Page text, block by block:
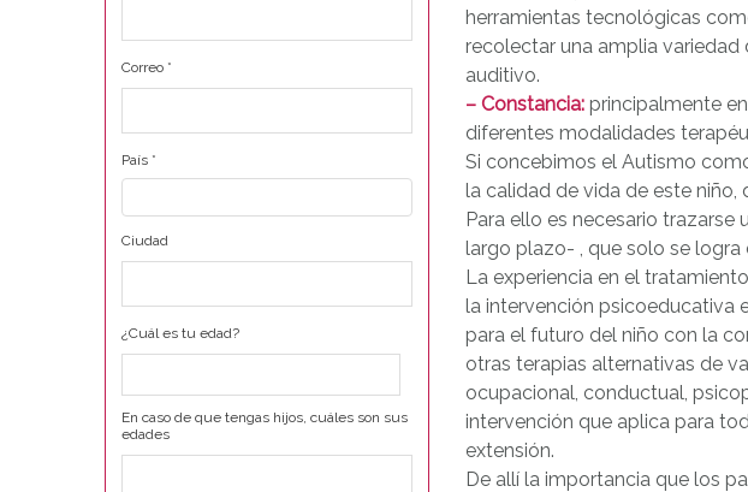
herramientas tecnológicas
recolectar una amplia
auditivo.
– Constancia: principalmente
diferentes modalidades
Si concebimos el Autismo
la calidad de vida de este niño,
Para ello es necesario
largo plazo- , que solo se logra
La experiencia en el
la intervención psicoeducativa
para el futuro del niño con la
otras terapias alternativas de
ocupacional, conductual,
intervención que aplica para
extensión.
De allí la importancia que los
Correo *
País *
Ciudad
¿Cuál es tu edad?
En caso de que tengas hijos, cuáles son sus
edades